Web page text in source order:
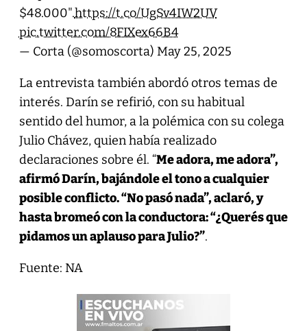
$48.000".https://t.co/UgSv4IW2UV
pic.twitter.com/8FIXex66B4
— Corta (@somoscorta) May 25, 2025
La entrevista también abordó otros temas de
interés. Darín se refirió, con su habitual
sentido del humor, a la polémica con su colega
Julio Chávez, quien había realizado
declaraciones sobre él. “Me adora, me adora”,
afirmó Darín, bajándole el tono a cualquier
posible conflicto. “No pasó nada”, aclaró, y
hasta bromeó con la conductora: “¿Querés que
pidamos un aplauso para Julio?”.
Fuente: NA